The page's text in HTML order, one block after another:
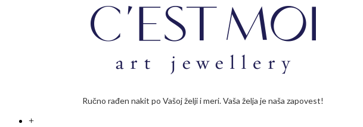
Ručno rađen nakit po Vašoj želji i meri. Vaša želja je naša zapovest!
+